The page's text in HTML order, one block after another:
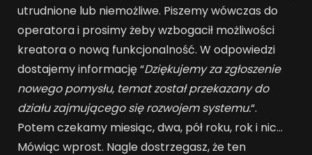
utrudnione lub niemożliwe. Piszemy wówczas do
operatora i prosimy żeby wzbogacił możliwości
kreatora o nową funkcjonalność. W odpowiedzi
dostajemy informację “Dziękujemy za zgłoszenie
nowego pomysłu, temat został przekazany do
działu zajmującego się rozwojem systemu.“.
Potem czekamy miesiąc, dwa, pół roku, rok i nic…
Mówiąc wprost. Nagle dostrzegasz, że ten